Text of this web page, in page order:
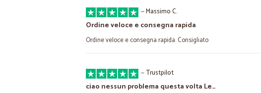
—Massimo C.
Ordine veloce e consegna rapida
Ordine veloce e consegna rapida. Consigliato
—Trustpilot
ciao nessun problema questa volta Le…